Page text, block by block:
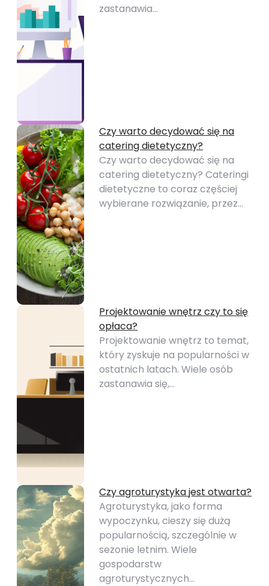
zastanawia…
Czy warto decydować się na
catering dietetyczny?
Czy warto decydować się na
catering dietetyczny? Cateringi
dietetyczne to coraz częściej
wybierane rozwiązanie, przez…
Projektowanie wnętrz czy to się
opłaca?
Projektowanie wnętrz to temat,
który zyskuje na popularności w
ostatnich latach. Wiele osób
zastanawia się,…
Czy agroturystyka jest otwarta?
Agroturystyka, jako forma
wypoczynku, cieszy się dużą
popularnością, szczególnie w
sezonie letnim. Wiele
gospodarstw
agroturystycznych…